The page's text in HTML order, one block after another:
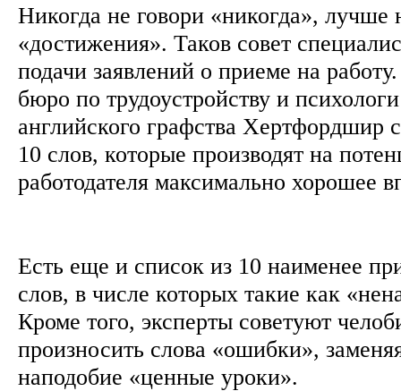
Никогда не говори «никогда», лучше
«достижения». Таков совет
подачи заявлений о приеме на
бюро по трудоустройству и
английского графства Хертфордшир
10 слов, которые производят на
работодателя максимально хорошее
Есть еще и список из 10 наименее
слов, в числе которых такие как
Кроме того, эксперты советуют
произносить слова «ошибки»,
наподобие «ценные уроки».